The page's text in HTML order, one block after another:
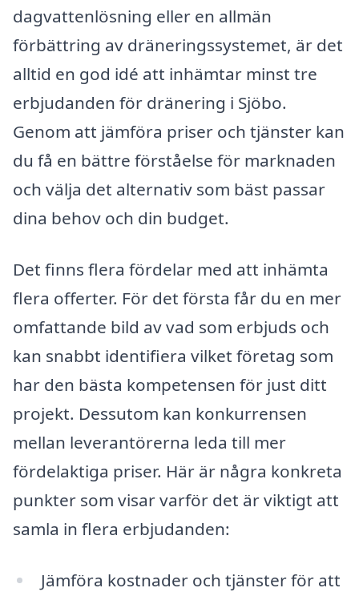
dagvattenlösning eller en allmän
förbättring av dräneringssystemet, är det
alltid en god idé att inhämtar minst tre
erbjudanden för dränering i Sjöbo.
Genom att jämföra priser och tjänster kan
du få en bättre förståelse för marknaden
och välja det alternativ som bäst passar
dina behov och din budget.
Det finns flera fördelar med att inhämta
flera offerter. För det första får du en mer
omfattande bild av vad som erbjuds och
kan snabbt identifiera vilket företag som
har den bästa kompetensen för just ditt
projekt. Dessutom kan konkurrensen
mellan leverantörerna leda till mer
fördelaktiga priser. Här är några konkreta
punkter som visar varför det är viktigt att
samla in flera erbjudanden:
Jämföra kostnader och tjänster för att